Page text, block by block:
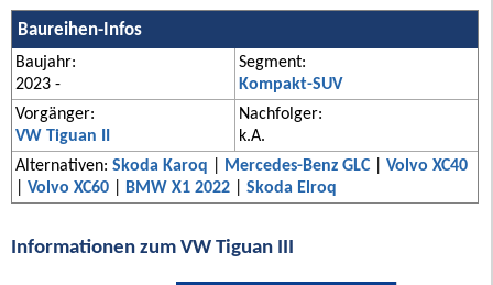
Baureihen-Infos
Baujahr:
2023 -
Segment:
Kompakt-SUV
Vorgänger:
VW Tiguan II
Nachfolger:
k.A.
Alternativen: Skoda Karoq Mercedes-Benz GLC
Volvo XC40
Volvo XC60 BMW X1 2022 Skoda Elroq
Informationen zum VW Tiguan III